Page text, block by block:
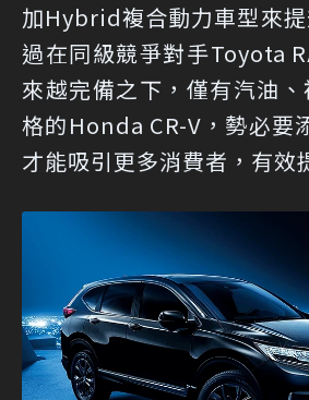
加Hybrid複合動力車型來
過在同級競爭對手Toyota
來越完備之下，僅有汽油
格的Honda CR-V，勢必要
才能吸引更多消費者，有效